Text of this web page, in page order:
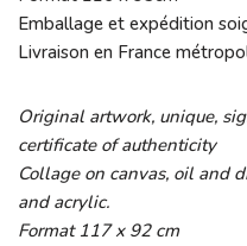
Emballage et expédition
Livraison en France
Original artwork, unique,
certificate of authenticity
Collage on canvas, oil and
and acrylic.
Format 117 x 92 cm